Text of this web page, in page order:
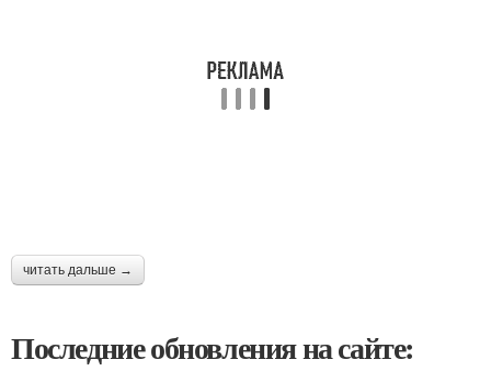
читать дальше →
Последние обновления на сайте: